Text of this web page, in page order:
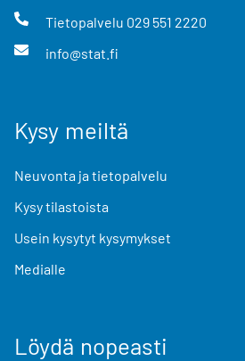
Tietopalvelu 029 551 2220
info@stat.fi
Kysy meiltä
Neuvonta ja tietopalvelu
Kysy tilastoista
Usein kysytyt kysymykset
Medialle
Löydä nopeasti